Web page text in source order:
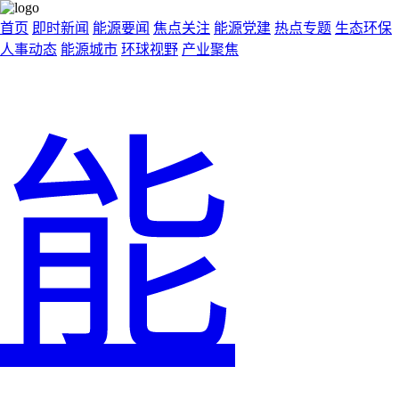
首页 即时新闻 能源要闻 焦点关注 能源党建 热点专题 生态环保
人事动态 能源城市 环球视野 产业聚焦
能